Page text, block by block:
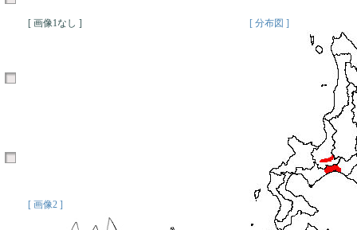
[ 画像1なし ] [ 分布図 ]
[ 画像2 ]